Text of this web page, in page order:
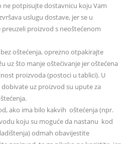
potpisujte dostavnicu koju Vam
uslugu dostave, jer se u
proizvod s neoštećenom
oštećenja, oprezno otpakirajte
uz što manje oštećivanje jer oštećena
proizvoda (postoci u tablici). U
uz proizvod su upute za
ako ima bilo kakvih oštećenja (npr.
koju su moguće da nastanu kod
odmah obavijestite